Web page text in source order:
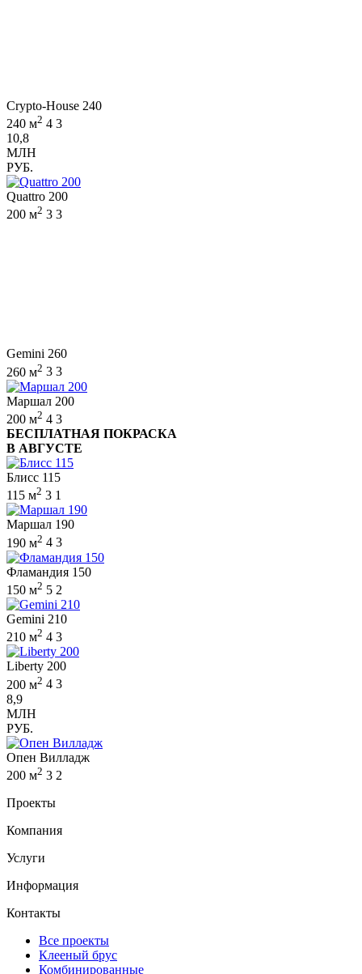
Crypto-House 240
240 м2 4 3
10,8
МЛН
РУБ.
Quattro 200
200 м2 3 3
Gemini 260
260 м2 3 3
Маршал 200
200 м2 4 3
БЕСПЛАТНАЯ ПОКРАСКА
В АВГУСТЕ
Блисс 115
115 м2 3 1
Маршал 190
190 м2 4 3
Фламандия 150
150 м2 5 2
Gemini 210
210 м2 4 3
Liberty 200
200 м2 4 3
8,9
МЛН
РУБ.
Опен Вилладж
200 м2 3 2
Проекты
Компания
Услуги
Информация
Контакты
Все проекты
Клееный брус
Комбинированные